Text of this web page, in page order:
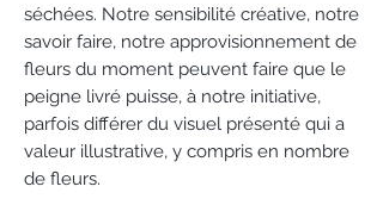
séchées. Notre sensibilité créative, notre
savoir faire, notre approvisionnement de
fleurs du moment peuvent faire que le
peigne livré puisse, à notre initiative,
parfois différer du visuel présenté qui a
valeur illustrative, y compris en nombre
de fleurs.